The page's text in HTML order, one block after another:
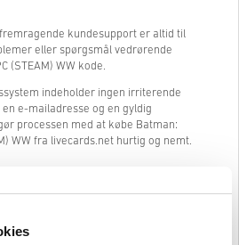
kundesupport er altid til
eller spørgsmål vedrørende
(STEAM) WW kode.
indeholder ingen irriterende
e-mailadresse og en gyldig
processen med at købe Batman:
WW fra livecards.net hurtig og nemt.
Livecards.net